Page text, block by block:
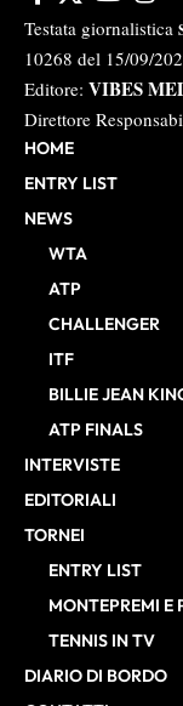
Testata giornalistica
10268 del 15/09/
Editore: VIBES
Direttore
HOME
ENTRY LIST
NEWS
WTA
ATP
CHALLENGER
ITF
BILLIE JEAN
ATP FINALS
INTERVISTE
EDITORIALI
TORNEI
ENTRY LIST
MONTEPREMI E
TENNIS IN TV
DIARIO DI BORDO